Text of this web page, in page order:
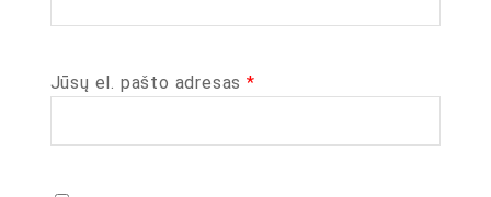
Jūsų el. pašto adresas *